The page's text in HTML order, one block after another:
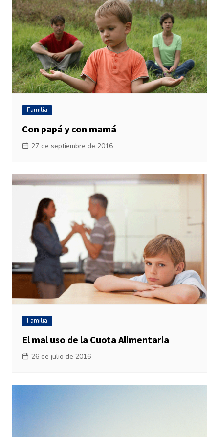
Familia
Con papá y con mamá
27 de septiembre de 2016
Familia
El mal uso de la Cuota Alimentaria
26 de julio de 2016